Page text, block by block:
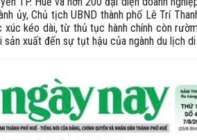
ủy, Chủ tịch UBND thành phố Lê Trí
kéo dài, từ thủ tục hành chính còn
xuất đến sự tụt hậu của ngành du lịch di